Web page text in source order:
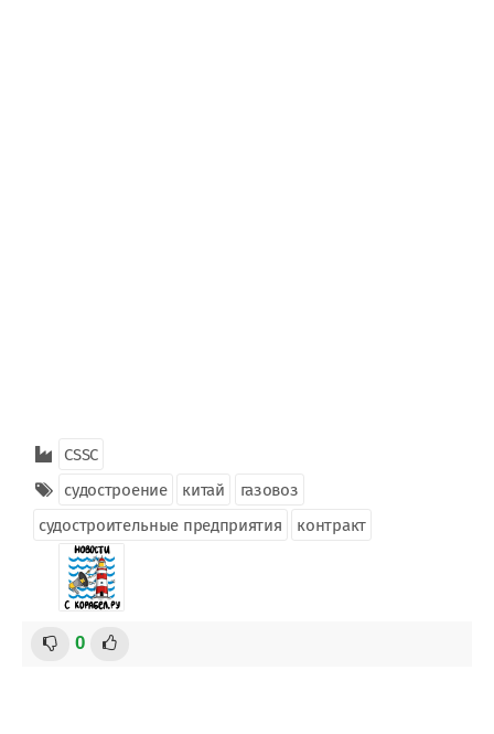
CSSC
судостроение
китай
газовоз
судостроительные предприятия
контракт
0